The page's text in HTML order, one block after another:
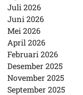
Juli 2026
Juni 2026
Mei 2026
April 2026
Februari 2026
Desember 2025
November 2025
September 2025